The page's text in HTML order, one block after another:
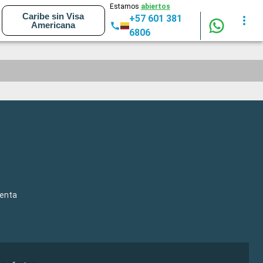
Caribe sin Visa
Americana
Estamos abiertos
+57 601 381
6806